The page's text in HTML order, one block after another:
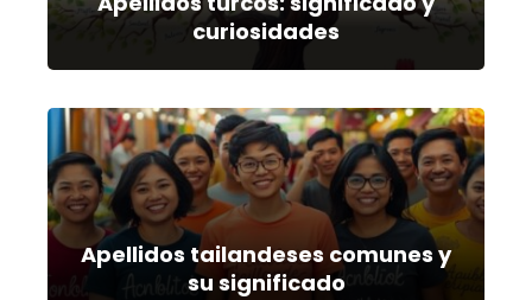
curiosidades
Apellidos tailandeses comunes y
su significado